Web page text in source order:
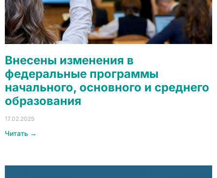
Внесены изменения в
федеральные программы
начального, основного и среднего
образования
17.02.2025
Читать →